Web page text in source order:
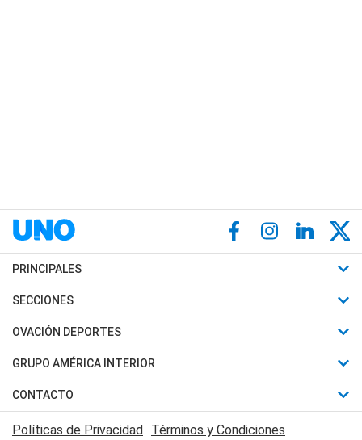
PRINCIPALES
Últimas Noticias
Política
Judiciales
Economia
SECCIONES
Horóscopo
Motores
Trucos caseros
Series y Películas
OVACIÓN DEPORTES
Fútbol
Mundial
Automovilismo
GRUPO AMÉRICA INTERIOR
Canal 7 en Vivo
CONTACTO
Acerca de Nosotros
Políticas de Privacidad Términos y Condiciones